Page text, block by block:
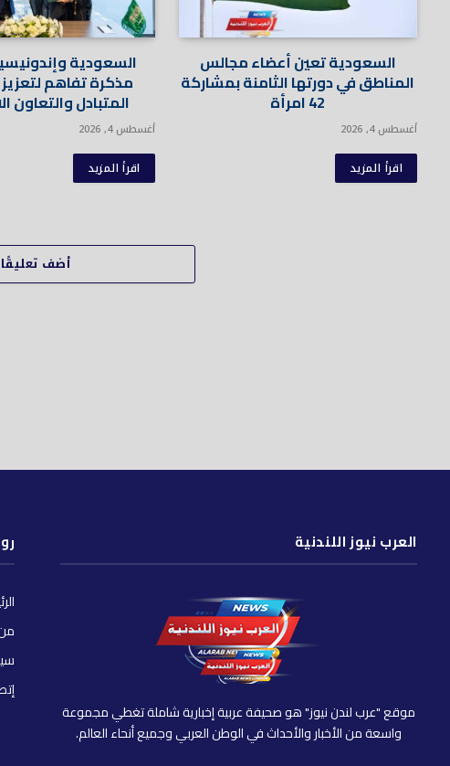
السعودية تعين أعضاء مجالس
المناطق في دورتها الثامنة بمشاركة
42 امرأة
أغسطس 4, 2026
اقرأ المزيد
السعودية
مذكرة تفاهم لتعزيز
المتبادل والتعاون
أغسطس 4, 2026
اقرأ المزيد
أضف تعليقًا
العرب نيوز اللندنية
موقع "عرب لندن نيوز" هو صحيفة عربية إخبارية شاملة تغطي مجموعة
واسعة من الأخبار والأحداث في الوطن العربي وجميع أنحاء العالم.